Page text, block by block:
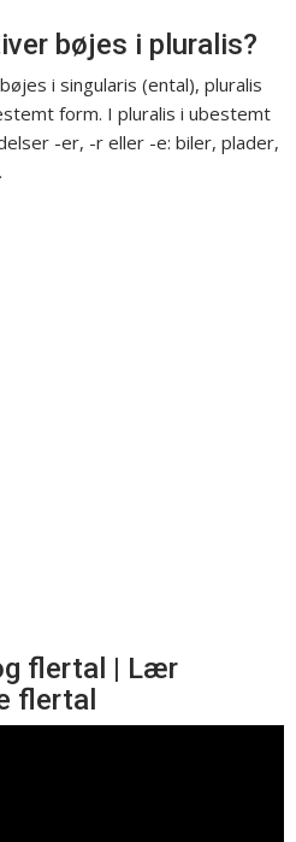
bøjes i pluralis?
i singularis (ental), pluralis
form. I pluralis i ubestemt
-er, -r eller -e: biler, plader,
flertal | Lær
flertal